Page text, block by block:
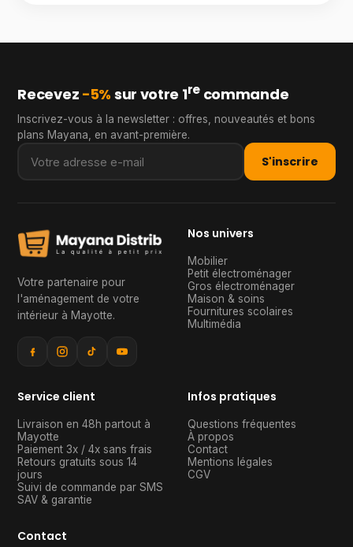
Recevez −5% sur votre 1recommande
Inscrivez-vous à la newsletter : offres, nouveautés et bons
plans Mayana, en avant-première.
S'inscrire
Votre partenaire pour
l'aménagement de votre
intérieur à Mayotte.
Nos univers
Mobilier
Petit électroménager
Gros électroménager
Maison & soins
Fournitures scolaires
Multimédia
Service client
Livraison en 48h partout à
Mayotte
Paiement 3x / 4x sans frais
Retours gratuits sous 14
jours
Suivi de commande par SMS
SAV & garantie
Infos pratiques
Questions fréquentes
À propos
Contact
Mentions légales
CGV
Contact